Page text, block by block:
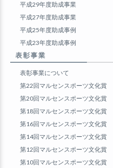
平成29年度助成事業
平成27年度助成事業
平成25年度助成事例
平成23年度助成事例
表彰事業
表彰事業について
第22回マルセンスポーツ文化賞
第20回マルセンスポーツ文化賞
第18回マルセンスポーツ文化賞
第16回マルセンスポーツ文化賞
第14回マルセンスポーツ文化賞
第12回マルセンスポーツ文化賞
第10回マルセンスポーツ文化賞